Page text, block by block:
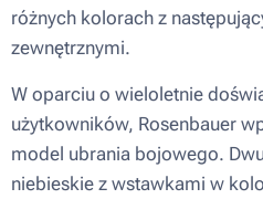
różnych kolorach z
zewnętrznymi.
W oparciu o wieloletnie
użytkowników, Rosenbauer
model ubrania bojowego.
niebieskie z wstawkami w